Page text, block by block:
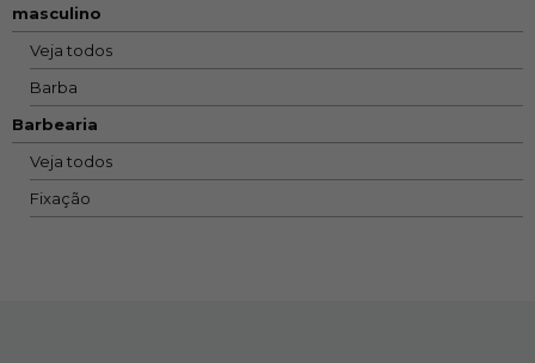
masculino
Veja todos
Barba
Barbearia
Veja todos
Fixação